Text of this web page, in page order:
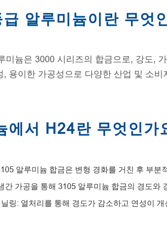
알루미늄이란 무엇
미늄은 3000 시리즈의 합금으로, 강도,
, 용이한 가공성으로 다양한 산업 및 소
에서 H24란 무엇인가
알루미늄 합금은 변형 경화를 거친 후 부분
간 가공을 통해 3105 알루미늄 합금의 경도와
링: 열처리를 통해 경도가 감소하고 연성이